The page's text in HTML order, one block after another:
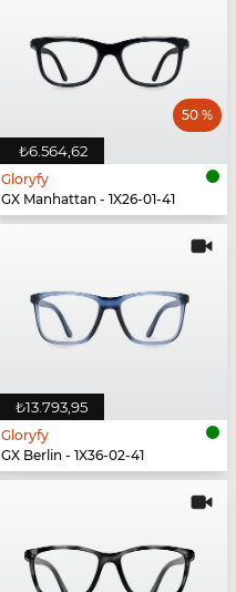
₺6.564,62
50 %
Gloryfy
GX Manhattan - 1X26-01-41
₺13.793,95
Gloryfy
GX Berlin - 1X36-02-41